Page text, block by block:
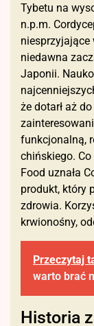
Tybetu na
n.p.m.
niesprzyjające
niedawna
Japonii.
że dotarł aż
funkcjonalną,
chińskiego.
Food uznała
produkt, który
zdrowia.
krwionośny,
Przeczytaj
warto brać
Historia